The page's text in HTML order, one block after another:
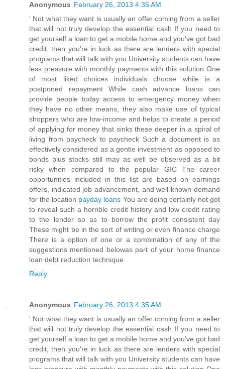
Anonymous February 26, 2013 4:35 AM
' Not what they want is usually an offer coming from a seller
that will not truly develop the essential cash If you need to
get yourself a loan to get a mobile home and you've got bad
credit, then you're in luck as there are lenders with special
programs that will talk with you University students can have
less pressure with monthly payments with this solution One
of most liked choices individuals choose while is a
postponed repayment While cash advance loans can
provide people today access to emergency money when
they have no other means, they also make use of typical
shoppers who are low-income and helps to create a period
of applying for money that sinks these deeper in a spiral of
living from paycheck to paycheck Such a document is as
effectively considered as a gentle investment as opposed to
bonds plus stocks still may as well be observed as a bit
risky when compared to the popular GIC The career
opportunities included in this list are based on earnings
offers, indicated job advancement, and well-known demand
for the location payday loans You are doing certainly not got
to reveal such a horrible credit history and low credit rating
to the lender so as to borrow the profit consistent day
These might be in the sort of writing or even finance charge
There is a option of one or a combination of any of the
suggestions mentioned belowas part of your home finance
loan debt reduction technique
Reply
Anonymous February 26, 2013 4:35 AM
' Not what they want is usually an offer coming from a seller
that will not truly develop the essential cash If you need to
get yourself a loan to get a mobile home and you've got bad
credit, then you're in luck as there are lenders with special
programs that will talk with you University students can have